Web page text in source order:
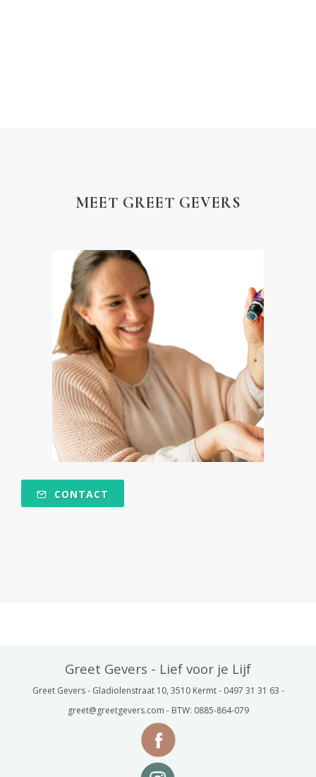
MEET GREET GEVERS
CONTACT
Greet Gevers - Lief voor je Lijf
Greet Gevers - Gladiolenstraat 10, 3510 Kermt - 0497 31 31 63 -
greet@greetgevers.com - BTW: 0885-864-079